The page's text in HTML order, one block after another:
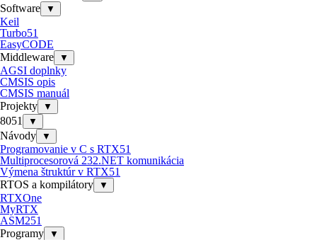
Software ▼
Keil
Turbo51
EasyCODE
Middleware
▼
AGSI doplnky
CMSIS opis
CMSIS manuál
Projekty
▼
8051 ▼
Návody ▼
Programovanie v C s RTX51
Multiprocesorová 232.NET komunikácia
Výmena štruktúr v RTX51
RTOS a kompilátory
▼
RTXOne
MyRTX
ASM251
Programy
▼